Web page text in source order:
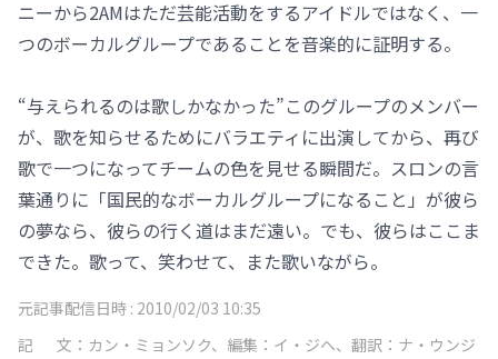
ニーから2AMはただ芸能活動をするアイドルではなく、一
つのボーカルグループであることを音楽的に証明する。
“与えられるのは歌しかなかった”このグループのメンバー
が、歌を知らせるためにバラエティに出演してから、再び
歌で一つになってチームの色を見せる瞬間だ。スロンの言
葉通りに「国民的なボーカルグループになること」が彼ら
の夢なら、彼らの行く道はまだ遠い。でも、彼らはここま
できた。歌って、笑わせて、また歌いながら。
元記事配信日時 : 2010/02/03 10:35
記
文：カン・ミョンソク、編集：イ・ジヘ、翻訳：ナ・ウンジ